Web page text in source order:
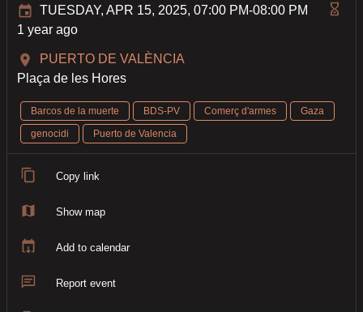
TUESDAY, APR 15, 2025, 07:00 PM-08:00 PM
1 year ago
PUERTO DE VALÈNCIA
Plaça de les Hores
Barcos de la muerte BDS-PV Comerç d'armes
Gaza
genocidi
Puerto de Valencia
Copy link
Show map
Add to calendar
Report event